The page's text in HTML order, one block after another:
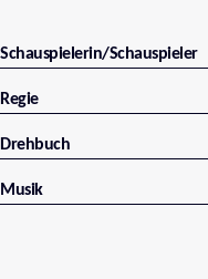
Schauspielerin/Schauspieler
Regie
Drehbuch
Musik